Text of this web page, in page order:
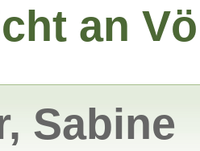
an
Sabine